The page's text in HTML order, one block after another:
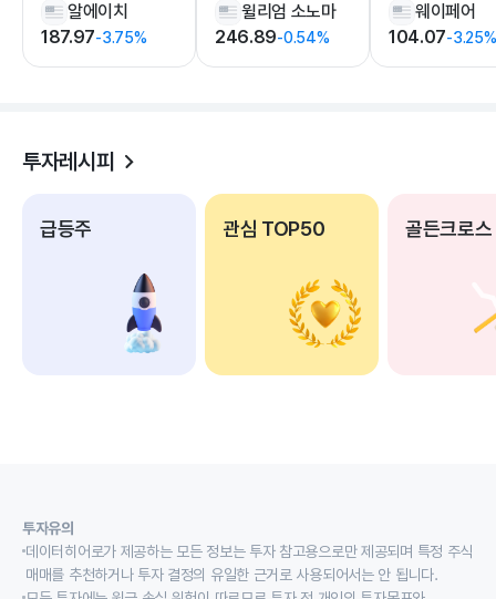
알에이치
187.97-3.75%
윌리엄 소노마
246.89-0.54%
웨이페어
104.07-3.25%
투자레시피
급등주 관심 TOP50 골든크로스
투자유의
데이터히어로가 제공하는 모든 정보는 투자 참고용으로만 제공되며 특정 주식
매매를 추천하거나 투자 결정의 유일한 근거로 사용되어서는 안 됩니다.